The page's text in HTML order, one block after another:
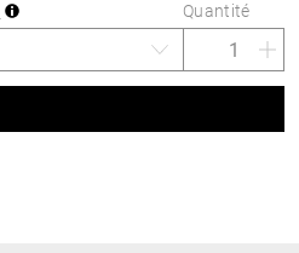
Quantité